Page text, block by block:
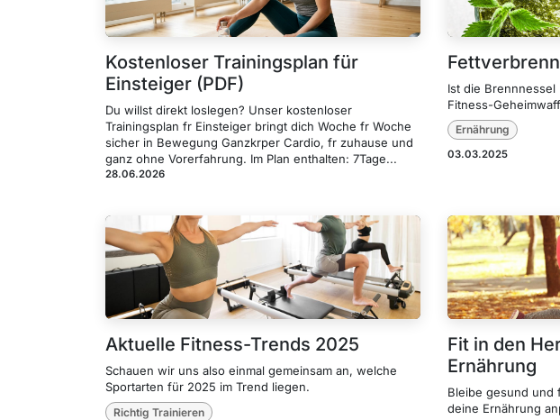
Kostenloser Trainingsplan für
Einsteiger (PDF)
Du willst direkt loslegen? Unser kostenloser
Trainingsplan fr Einsteiger bringt dich Woche fr Woche
sicher in Bewegung Ganzkrper Cardio, fr zuhause und
ganz ohne Vorerfahrung. Im Plan enthalten: 7Tage...
28.06.2026
Ist die
Fitness-
Ernährung
03.03.2025
Aktuelle Fitness-Trends 2025
Schauen wir uns also einmal gemeinsam an, welche
Sportarten für 2025 im Trend liegen.
Richtig Trainieren
Fit in den
Ernährung
Bleibe gesund und
deine Ernährung